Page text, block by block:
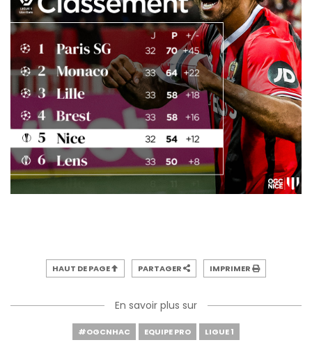
HAUT DE PAGE PARTAGER IMPRIMER
En savoir plus sur
#OGCNHAC EQUIPE PRO LIGUE 1